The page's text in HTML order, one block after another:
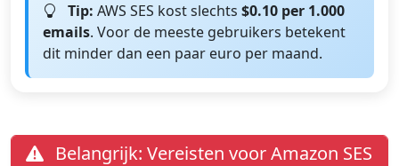
Tip: AWS SES kost slechts $0.10 per 1.000
emails. Voor de meeste gebruikers betekent
dit minder dan een paar euro per maand.
Belangrijk: Vereisten voor Amazon SES